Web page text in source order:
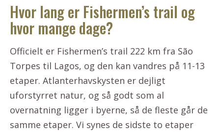
Hvor lang er Fishermen’s trail og
hvor mange dage?
Officielt er Fishermen’s trail 222 km fra São
Torpes til Lagos, og den kan vandres på 11-13
etaper. Atlanterhavskysten er dejligt
uforstyrret natur, og så godt som al
overnatning ligger i byerne, så de fleste går de
samme etaper. Vi synes de sidste to etaper